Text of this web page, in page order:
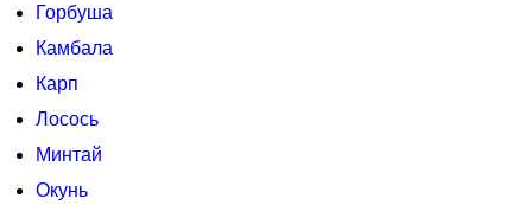
Горбуша
Камбала
Карп
Лосось
Минтай
Окунь